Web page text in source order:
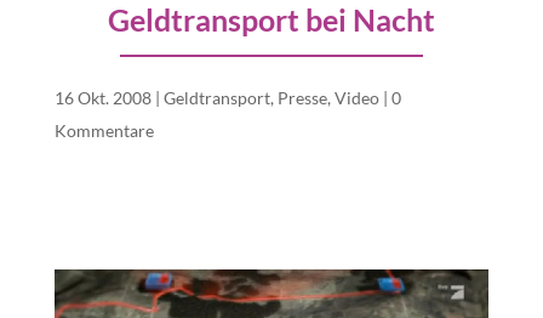
Geldtransport bei Nacht
16 Okt. 2008| Geldtransport, Presse, Video| 0
Kommentare